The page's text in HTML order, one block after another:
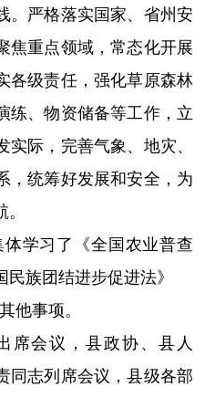
。严格落实国家、省州安
焦重点领域，常态化开展
各级责任，强化草原森林
练、物资储备等工作，立
实际，完善气象、地灾、
，统筹好发展和安全，为
学习了《全国农业普查
族团结进步促进法》
他事项。
席会议，县政协、县人
同志列席会议，县级各部